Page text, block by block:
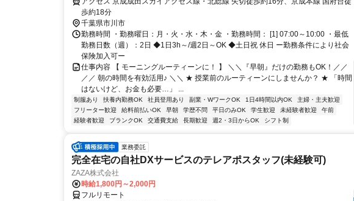
歩約18分
千葉県市川市
勤務時間 ・勤務曜日：月・火・水・木・金 ・勤務時間： [1] 07:00～10:00 ・最低
勤務日数（週）：2日 ◆1日3h～/週2日～OK ◆土日祝 休日 ー勤務条件により社会
保険加入可ー
仕事内容 【 モーニングルーティーンに！ 】 ＼＼『早朝』だけの勤務もOK！／／
／／ 朝の時間を有効活用♪ ＼＼ ★ 授業前のルーティーンにしませんか？ ★ 「時間
はないけど、お金も必要…」 ...
制服あり 扶養内勤務OK 社員登用あり 副業・WワークOK 1日4時間以内OK
主婦・主夫歓迎
フリーター歓迎
給料前払いOK 早朝 学歴不問 平日のみOK 学生歓迎 未経験者歓迎
午前
経験者歓迎
ブランクOK 交通費支給 長期歓迎 週2・3日からOK シフト制
業務委託
完全在宅の自社DXサービスのテレアポスタッフ(未経験可)
ZAZA株式会社
時給1,800円～2,000円
フルリモート